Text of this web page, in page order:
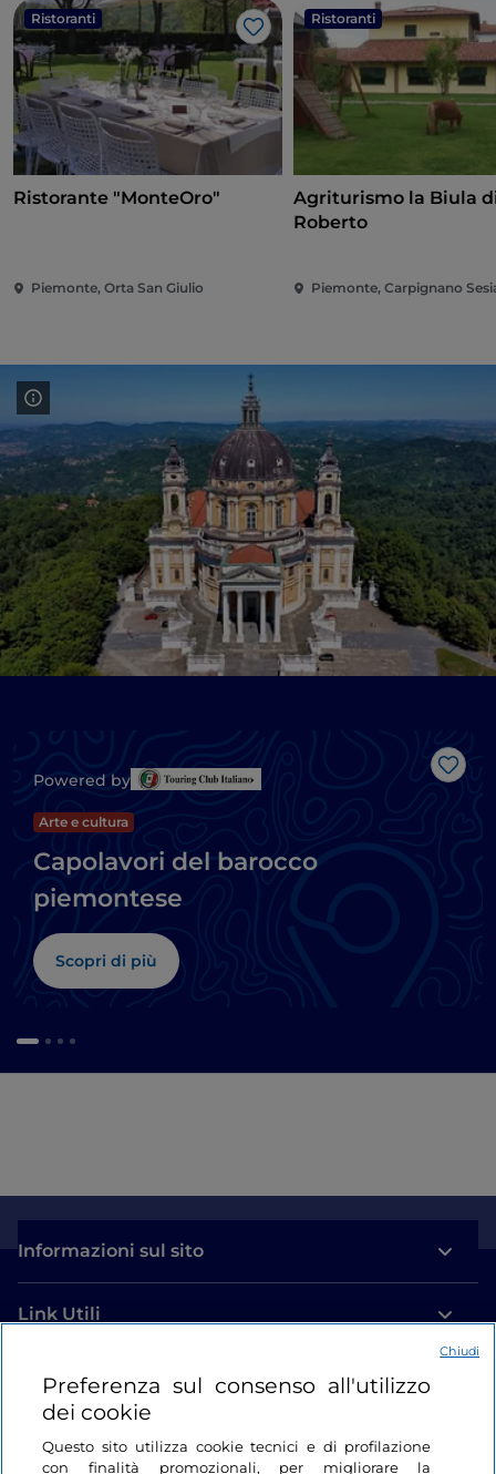
Ristoranti
Like
Ristorante "MonteOro"
Piemonte, Orta San Giulio
Ristoranti
Agriturismo la Biula
Roberto
Piemonte, Carpignano
Like
Powered by
Arte e cultura
Capolavori del barocco
piemontese
Scopri di più
Informazioni sul sito
Link Utili
Login
Restiamo in contatto
Preferenza sul consenso all'utilizzo
dei cookie
Questo sito utilizza cookie tecnici e di profilazione
con finalità promozionali, per migliorare la
Chiudi